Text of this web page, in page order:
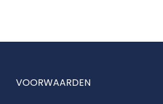
VOORWAARDEN